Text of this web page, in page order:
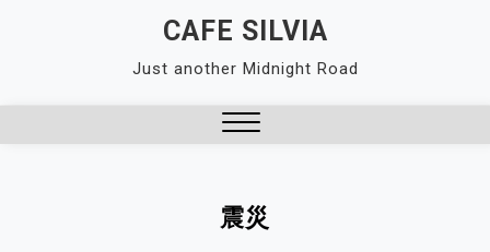
CAFE SILVIA
Just another Midnight Road
震災